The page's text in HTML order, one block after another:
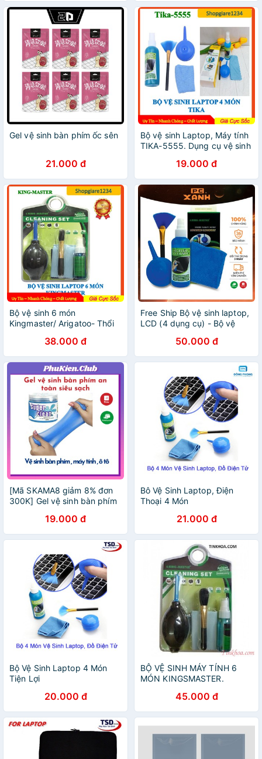
Gel vệ sinh bàn phím ốc sên
21.000 đ
Bộ vệ sinh Laptop, Máy tính
TIKA-5555. Dụng cụ vệ sinh
19.000 đ
Bộ vệ sinh 6 món
Kingmaster/ Arigatoo- Thổi
hình LCD cho TV, Máy tính
38.000 đ
Free Ship Bộ vệ sinh laptop,
LCD (4 dụng cụ) - Bộ vệ
Xanh Official50.000 đ
[Mã SKAMA8 giảm 8% đơn
300K] Gel vệ sinh bàn phím
xanh nước biển cao cấp )
19.000 đ
Bô Vệ Sinh Laptop, Điện
Thoại 4 Món
21.000 đ
Bộ Vệ Sinh Laptop 4 Món
Tiện Lợi
20.000 đ
BỘ VỆ SINH MÁY TÍNH 6
MÓN KINGSMASTER.
45.000 đ